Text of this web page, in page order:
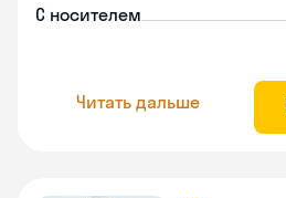
С носителем
Читать дальше